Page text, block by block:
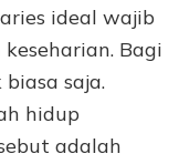
ideal wajib
Bagi
saja.
hidup
adalah